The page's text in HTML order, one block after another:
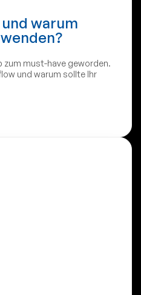
warum
must-have geworden.
und warum sollte Ihr